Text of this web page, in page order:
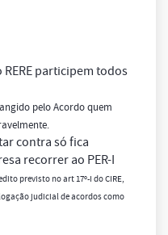
participem todos
pelo Acordo quem
contra só fica
recorrer ao PER-I
previsto no art 17º-I do CIRE,
judicial de acordos como